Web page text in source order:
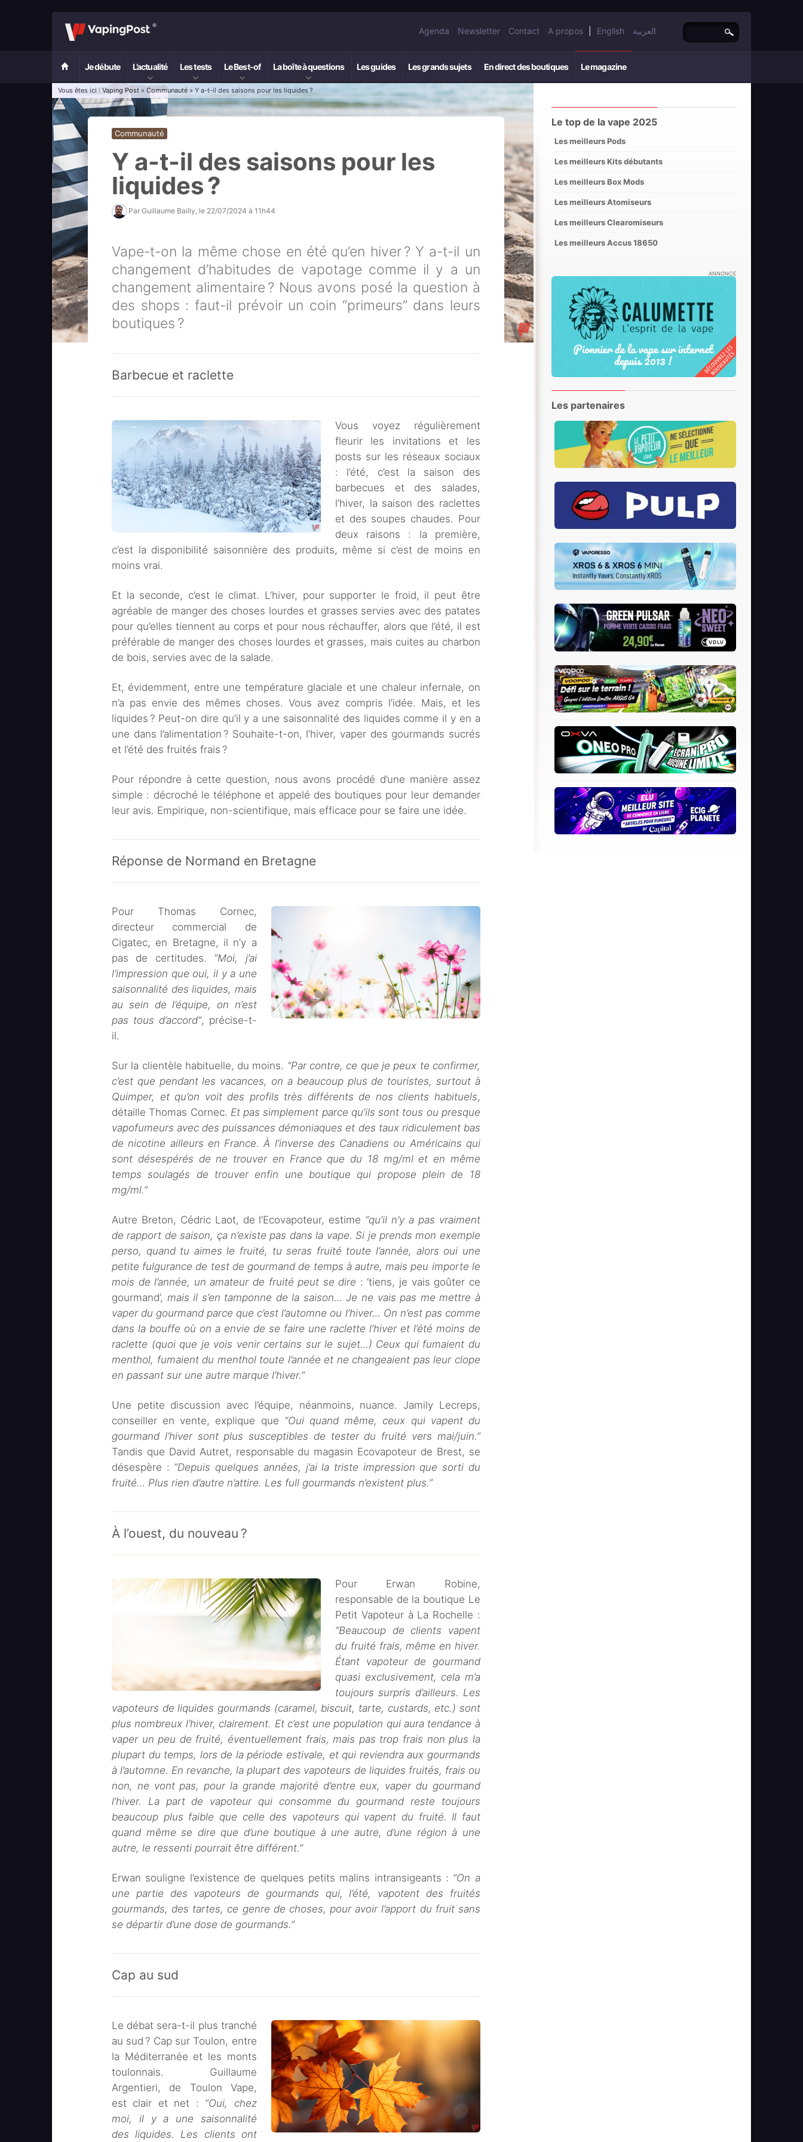
Agenda Newsletter Contact A propos English العربية
Je débute L’actualité Les tests Le Best-of La boîte à questions Les guides Les grands sujets En direct des boutiques Le magazine
Vous êtes ici : Vaping Post » Communauté » Y a-t-il des saisons pour les liquides ?
Communauté
Y a-t-il des saisons pour les
liquides ?
Par Guillaume Bailly , le 22/07/2024 à 11h44
Vape-t-on la même chose en été qu’en hiver ? Y a-t-il un
changement d’habitudes de vapotage comme il y a un
changement alimentaire ? Nous avons posé la question à
des shops : faut-il prévoir un coin “primeurs” dans leurs
boutiques ?
Barbecue et raclette
Vous voyez régulièrement
fleurir les invitations et les
posts sur les réseaux sociaux
: l’été, c’est la saison des
barbecues et des salades,
l’hiver, la saison des raclettes
et des soupes chaudes. Pour
deux raisons : la première,
c’est la disponibilité saisonnière des produits, même si c’est de moins en
moins vrai.
Et la seconde, c’est le climat. L’hiver, pour supporter le froid, il peut être
agréable de manger des choses lourdes et grasses servies avec des patates
pour qu’elles tiennent au corps et pour nous réchauffer, alors que l’été, il est
préférable de manger des choses lourdes et grasses, mais cuites au charbon
de bois, servies avec de la salade.
Et, évidemment, entre une température glaciale et une chaleur infernale, on
n’a pas envie des mêmes choses. Vous avez compris l’idée. Mais, et les
liquides ? Peut-on dire qu’il y a une saisonnalité des liquides comme il y en a
une dans l’alimentation ? Souhaite-t-on, l’hiver, vaper des gourmands sucrés
et l’été des fruités frais ?
Pour répondre à cette question, nous avons procédé d’une manière assez
simple : décroché le téléphone et appelé des boutiques pour leur demander
leur avis. Empirique, non-scientifique, mais efficace pour se faire une idée.
Réponse de Normand en Bretagne
Pour Thomas Cornec,
directeur commercial de
Cigatec, en Bretagne, il n’y a
pas de certitudes. “Moi, j’ai
l’impression que oui, il y a une
saisonnalité des liquides, mais
au sein de l’équipe, on n’est
pas tous d’accord”, précise-t-
il.
Sur la clientèle habituelle, du moins. “Par contre, ce que je peux te confirmer,
c’est que pendant les vacances, on a beaucoup plus de touristes, surtout à
Quimper, et qu’on voit des profils très différents de nos clients habituels,
détaille Thomas Cornec. Et pas simplement parce qu’ils sont tous ou presque
vapofumeurs avec des puissances démoniaques et des taux ridiculement bas
de nicotine ailleurs en France. À l’inverse des Canadiens ou Américains qui
sont désespérés de ne trouver en France que du 18 mg/ml et en même
temps soulagés de trouver enfin une boutique qui propose plein de 18
mg/ml.”
Autre Breton, Cédric Laot, de l’Ecovapoteur, estime “qu’il n’y a pas vraiment
de rapport de saison, ça n’existe pas dans la vape. Si je prends mon exemple
perso, quand tu aimes le fruité, tu seras fruité toute l’année, alors oui une
petite fulgurance de test de gourmand de temps à autre, mais peu importe le
mois de l’année, un amateur de fruité peut se dire : ‘tiens, je vais goûter ce
gourmand’, mais il s’en tamponne de la saison… Je ne vais pas me mettre à
vaper du gourmand parce que c’est l’automne ou l’hiver… On n’est pas comme
dans la bouffe où on a envie de se faire une raclette l’hiver et l’été moins de
raclette (quoi que je vois venir certains sur le sujet…) Ceux qui fumaient du
menthol, fumaient du menthol toute l’année et ne changeaient pas leur clope
en passant sur une autre marque l’hiver.”
Une petite discussion avec l’équipe, néanmoins, nuance. Jamily Lecreps,
conseiller en vente, explique que “Oui quand même, ceux qui vapent du
gourmand l’hiver sont plus susceptibles de tester du fruité vers mai/juin.”
Tandis que David Autret, responsable du magasin Ecovapoteur de Brest, se
désespère : “Depuis quelques années, j’ai la triste impression que sorti du
fruité… Plus rien d’autre n’attire. Les full gourmands n’existent plus.”
À l’ouest, du nouveau ?
Pour Erwan Robine,
responsable de la boutique Le
Petit Vapoteur à La Rochelle :
“Beaucoup de clients vapent
du fruité frais, même en hiver.
Étant vapoteur de gourmand
quasi exclusivement, cela m’a
toujours surpris d’ailleurs. Les
vapoteurs de liquides gourmands (caramel, biscuit, tarte, custards, etc.) sont
plus nombreux l’hiver, clairement. Et c’est une population qui aura tendance à
vaper un peu de fruité, éventuellement frais, mais pas trop frais non plus la
plupart du temps, lors de la période estivale, et qui reviendra aux gourmands
à l’automne. En revanche, la plupart des vapoteurs de liquides fruités, frais ou
non, ne vont pas, pour la grande majorité d’entre eux, vaper du gourmand
l’hiver. La part de vapoteur qui consomme du gourmand reste toujours
beaucoup plus faible que celle des vapoteurs qui vapent du fruité. Il faut
quand même se dire que d’une boutique à une autre, d’une région à une
autre, le ressenti pourrait être différent.”
Erwan souligne l’existence de quelques petits malins intransigeants : “On a
une partie des vapoteurs de gourmands qui, l’été, vapotent des fruités
gourmands, des tartes, ce genre de choses, pour avoir l’apport du fruit sans
se départir d’une dose de gourmands.”
Cap au sud
Le débat sera-t-il plus tranché
au sud ? Cap sur Toulon, entre
la Méditerranée et les monts
toulonnais. Guillaume
Argentieri, de Toulon Vape,
est clair et net : “Oui, chez
moi, il y a une saisonnalité
des liquides. Les clients ont
Le top de la vape 2025
Les meilleurs Pods
Les meilleurs Kits débutants
Les meilleurs Box Mods
Les meilleurs Atomiseurs
Les meilleurs Clearomiseurs
Les meilleurs Accus 18650
ANNONCE
Les partenaires